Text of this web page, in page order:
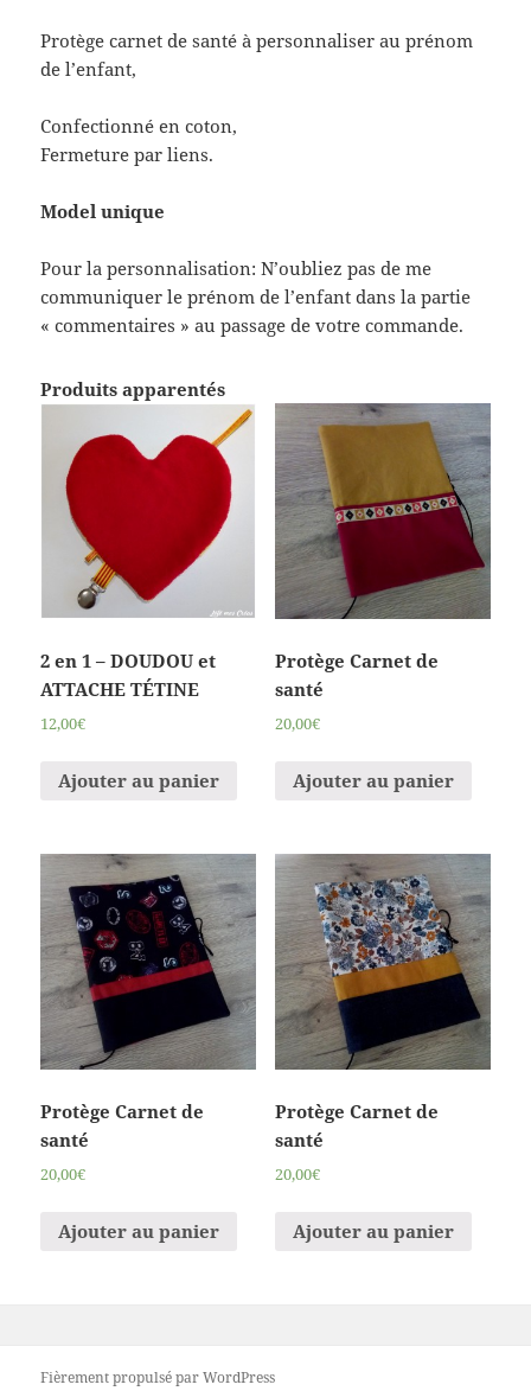
Protège carnet de santé à personnaliser au prénom
de l’enfant,
Confectionné en coton,
Fermeture par liens.
Model unique
Pour la personnalisation: N’oubliez pas de me
communiquer le prénom de l’enfant dans la partie
« commentaires » au passage de votre commande.
Produits apparentés
2 en 1 – DOUDOU et
ATTACHE TÉTINE
12,00€
Ajouter au panier
Protège Carnet de
santé
20,00€
Ajouter au panier
Protège Carnet de
santé
20,00€
Ajouter au panier
Protège Carnet de
santé
20,00€
Ajouter au panier
Fièrement propulsé par WordPress